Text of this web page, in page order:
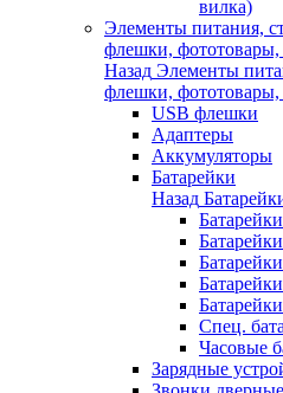
вилка)
Элементы питания,
флешки, фототовары,
Назад Элементы
флешки, фототовары,
USB флешки
Адаптеры
Аккумуляторы
Батарейки
Назад
Спец.
Часовые
Зарядные